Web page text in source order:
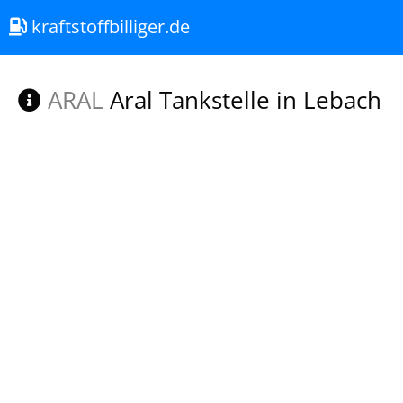
kraftstoffbilliger.de
ARAL Aral Tankstelle in Lebach